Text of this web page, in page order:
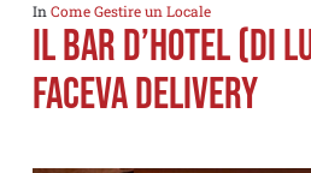
In Come Gestire un Locale
IL BAR D’HOTEL (DI
FACEVA DELIVERY